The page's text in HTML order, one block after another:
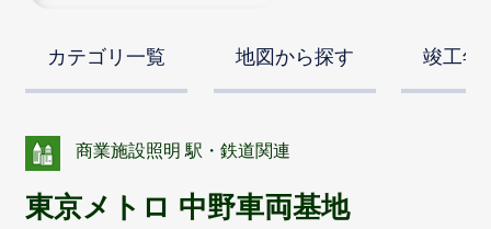
カテゴリ一覧 地図から探す 竣工年
商業施設照明 駅・鉄道関連
東京メトロ 中野車両基地